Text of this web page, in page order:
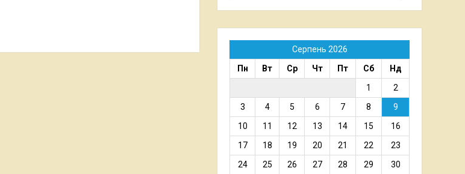
Серпень 2026
Пн
Вт Ср Чт Пт Сб
Нд
1
2
3
4 5 6 7 8
9
10
11 12 13 14 15
16
17
18 19 20 21 22
23
24
25 26 27 28 29 30